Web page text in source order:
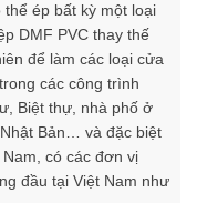
ép bất kỳ một loại
DMF PVC thay thế
để làm các loại cửa
các công trình
Biệt thự, nhà phố ở
Bản… và đặc biệt
có các đơn vị
đầu tại Việt Nam như